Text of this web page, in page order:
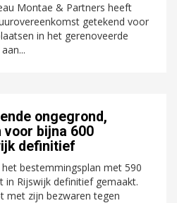
Montae & Partners heeft
getekend voor
in het gerenoveerde
ongegrond,
bijna 600
definitief
bestemmingsplan met 590
in Rijswijk definitief gemaakt.
met zijn bezwaren tegen